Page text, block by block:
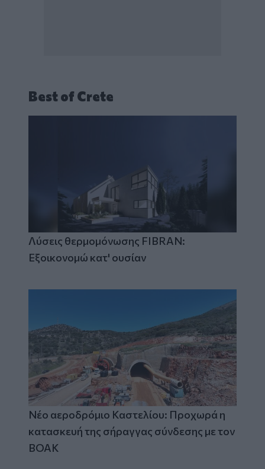
Best of Crete
Λύσεις θερμομόνωσης FIBRAN:
Εξοικονομώ κατ' ουσίαν
Νέο αεροδρόμιο Καστελίου: Προχωρά η
κατασκευή της σήραγγας σύνδεσης με τον
ΒΟΑΚ